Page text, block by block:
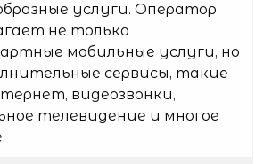
услуги. Оператор
не только
мобильные услуги, но
сервисы, такие
видеозвонки,
телевидение и многое